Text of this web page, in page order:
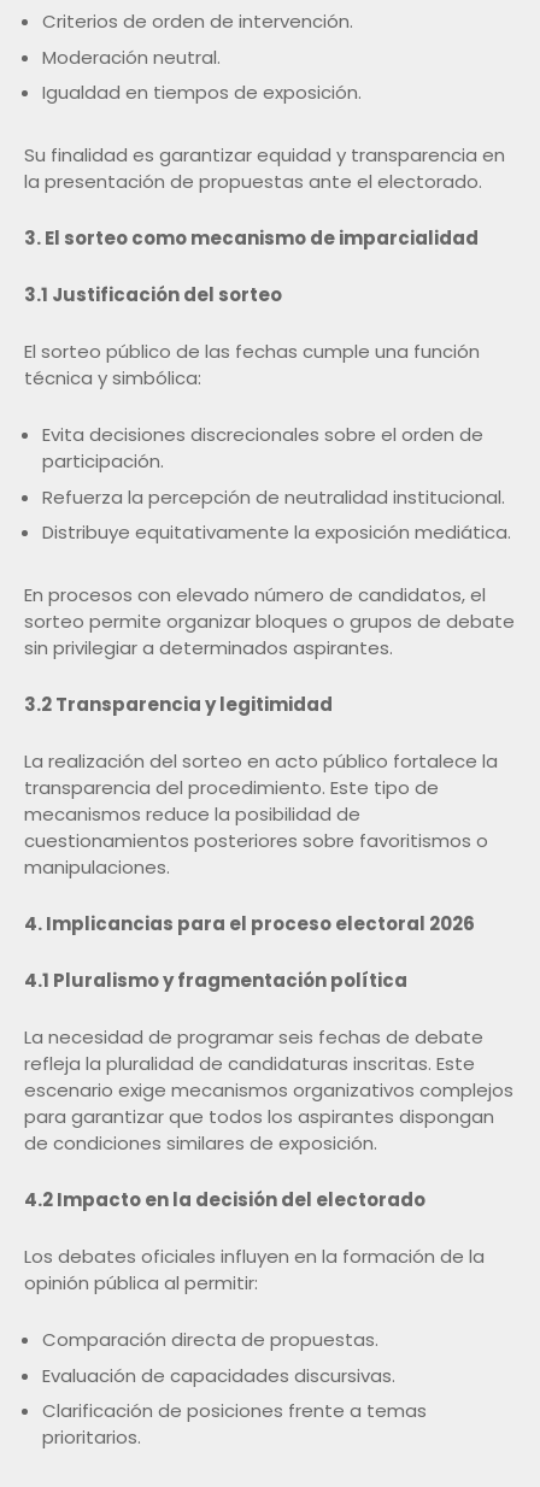
Criterios de orden de intervención.
Moderación neutral.
Igualdad en tiempos de exposición.
Su finalidad es garantizar equidad y transparencia en
la presentación de propuestas ante el electorado.
3. El sorteo como mecanismo de imparcialidad
3.1 Justificación del sorteo
El sorteo público de las fechas cumple una función
técnica y simbólica:
Evita decisiones discrecionales sobre el orden de
participación.
Refuerza la percepción de neutralidad institucional.
Distribuye equitativamente la exposición mediática.
En procesos con elevado número de candidatos, el
sorteo permite organizar bloques o grupos de debate
sin privilegiar a determinados aspirantes.
3.2 Transparencia y legitimidad
La realización del sorteo en acto público fortalece la
transparencia del procedimiento. Este tipo de
mecanismos reduce la posibilidad de
cuestionamientos posteriores sobre favoritismos o
manipulaciones.
4. Implicancias para el proceso electoral 2026
4.1 Pluralismo y fragmentación política
La necesidad de programar seis fechas de debate
refleja la pluralidad de candidaturas inscritas. Este
escenario exige mecanismos organizativos complejos
para garantizar que todos los aspirantes dispongan
de condiciones similares de exposición.
4.2 Impacto en la decisión del electorado
Los debates oficiales influyen en la formación de la
opinión pública al permitir:
Comparación directa de propuestas.
Evaluación de capacidades discursivas.
Clarificación de posiciones frente a temas
prioritarios.